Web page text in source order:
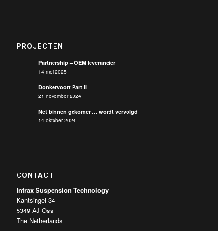
PROJECTEN
Partnership – OEM leverancier
14 mei 2025
Donkervoort Part II
21 november 2024
Net binnen gekomen… wordt vervolgd
14 oktober 2024
CONTACT
Intrax Suspension Technology
Kantsingel 34
5349 AJ Oss
The Netherlands